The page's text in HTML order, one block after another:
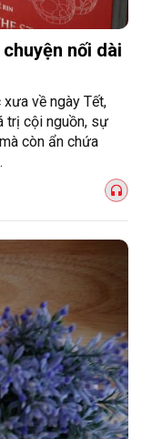
nối dài
về ngày Tết,
trị cội nguồn, sự
còn ẩn chứa